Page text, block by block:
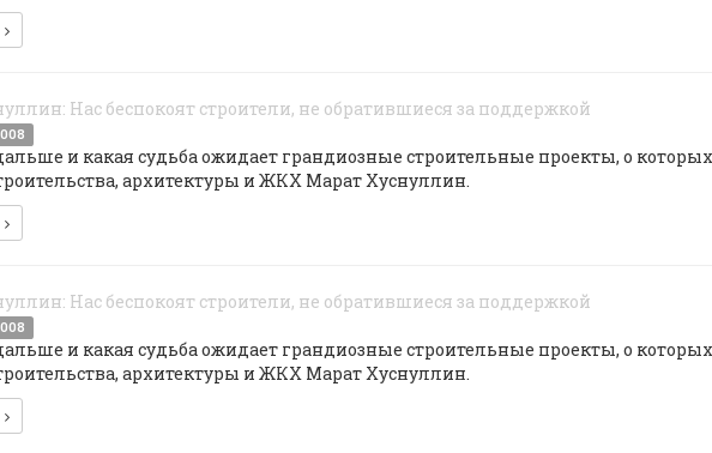
Нас беспокоят строители, не обратившиеся за поддержкой
и какая судьба ожидает грандиозные строительные проекты, о
архитектуры и ЖКХ Марат Хуснуллин.
Нас беспокоят строители, не обратившиеся за поддержкой
и какая судьба ожидает грандиозные строительные проекты, о
архитектуры и ЖКХ Марат Хуснуллин.